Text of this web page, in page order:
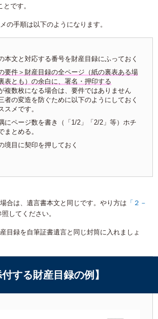
とです。
の手順は以下のようになります。
本文と対応する番号を財産目録にふっておく
要件＞財産目録の全ページ（紙の裏表ある場
表とも）の余白に、署名・押印する
複数枚になる場合は、要件ではありません
者の変造を防ぐために以下のようにしておく
スメです。
にページ数を書き（「1/2」「2/2」等）ホチ
まとめる。
境目に契印を押しておく
合は、遺言書本文と同じです。やり方は 「２－
照してください。
目録を自筆証書遺言と同じ封筒に入れましょ
付する財産目録の例】